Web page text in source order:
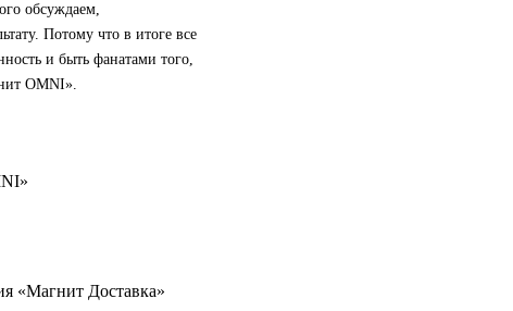
обсуждаем,
Потому что в итоге все
и быть фанатами того,
OMNI».
«Магнит Доставка»